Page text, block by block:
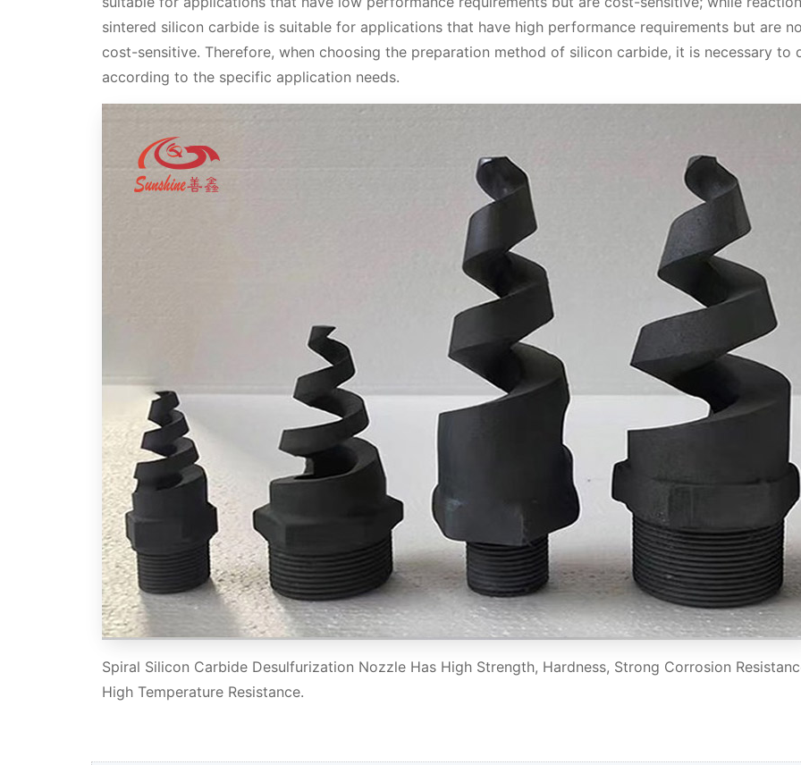
sintered silicon carbide is suitable for applications that have high performance requirements but are
cost-sensitive. Therefore, when choosing the preparation method of silicon carbide, it is necessary to
according to the specific application needs.
Spiral Silicon Carbide Desulfurization Nozzle Has High Strength, Hardness, Strong Corrosion
High Temperature Resistance.